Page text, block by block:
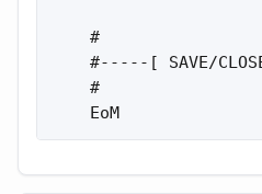
    #
#-----[ SAVE/
    #
    EoM